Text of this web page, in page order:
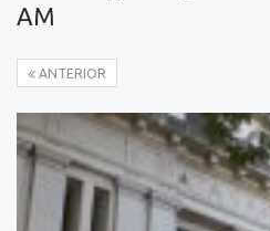
AM
ANTERIOR